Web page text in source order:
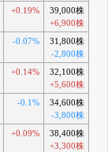
+0.19%
39,000株
+6,900株
-0.07%
31,800株
-2,800株
+0.14%
32,100株
+5,600株
-0.1%
34,600株
-3,800株
+0.09%
38,400株
+3,300株